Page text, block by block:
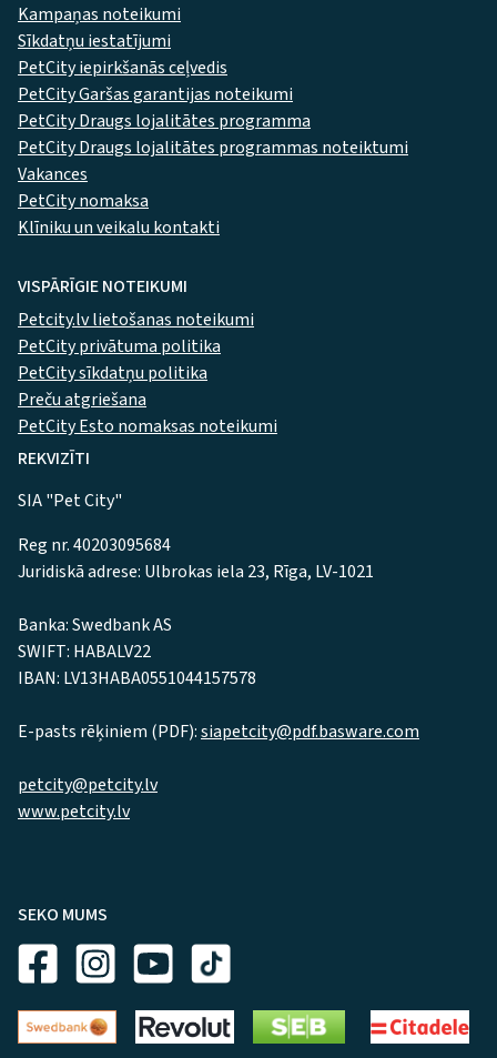
Kampaņas noteikumi
Sīkdatņu iestatījumi
PetCity iepirkšanās ceļvedis
PetCity Garšas garantijas noteikumi
PetCity Draugs lojalitātes programma
PetCity Draugs lojalitātes programmas noteiktumi
Vakances
PetCity nomaksa
Klīniku un veikalu kontakti
VISPĀRĪGIE NOTEIKUMI
Petcity.lv lietošanas noteikumi
PetCity privātuma politika
PetCity sīkdatņu politika
Preču atgriešana
PetCity Esto nomaksas noteikumi
REKVIZĪTI
SIA "Pet City"
Reg nr. 40203095684
Juridiskā adrese: Ulbrokas iela 23, Rīga, LV-1021
Banka: Swedbank AS
SWIFT: HABALV22
IBAN: LV13HABA0551044157578
E-pasts rēķiniem (PDF):siapetcity@pdf.basware.com
petcity@petcity.lv
www.petcity.lv
SEKO MUMS